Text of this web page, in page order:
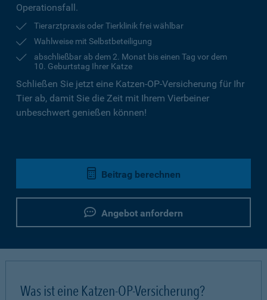
Operationsfall.
Tierarztpraxis oder Tierklinik frei wählbar
Wahlweise mit Selbstbeteiligung
abschließbar ab dem 2. Monat bis einen Tag vor dem
10. Geburtstag Ihrer Katze
Schließen Sie jetzt eine Katzen-OP-Versicherung für Ihr
Tier ab, damit Sie die Zeit mit Ihrem Vierbeiner
unbeschwert genießen können!
Beitrag berechnen
Angebot anfordern
Was ist eine Katzen-OP-Versicherung?